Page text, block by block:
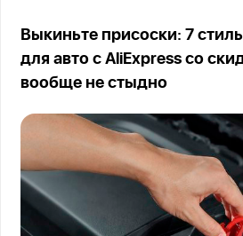
Выкиньте присоски: 7
для авто с AliExpress со
вообще не стыдно